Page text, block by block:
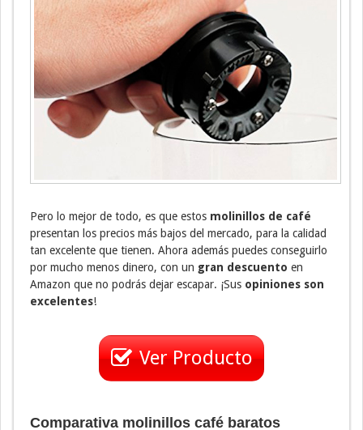
Pero lo mejor de todo, es que estos molinillos de café
presentan los precios más bajos del mercado, para la calidad
tan excelente que tienen. Ahora además puedes conseguirlo
por mucho menos dinero, con un gran descuento en
Amazon que no podrás dejar escapar. ¡Sus opiniones son
excelentes!
Ver Producto
Comparativa molinillos café baratos